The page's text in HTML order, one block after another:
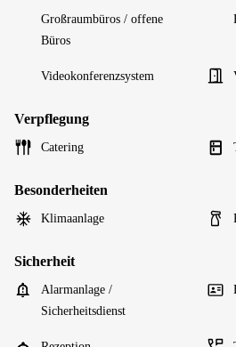
Großraumbüros / offene
Büros
Videokonferenzsystem
Verpflegung
Catering
Besonderheiten
Klimaanlage
Sicherheit
Alarmanlage /
Sicherheitsdienst